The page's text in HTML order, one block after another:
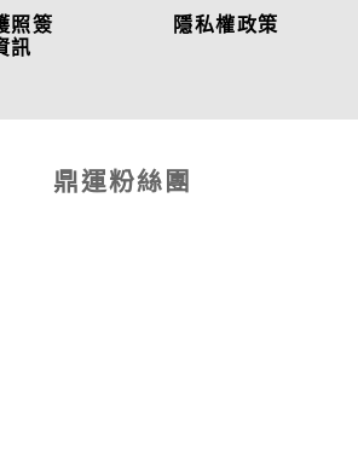
照簽
訊
隱私權政策
鼎運粉絲團